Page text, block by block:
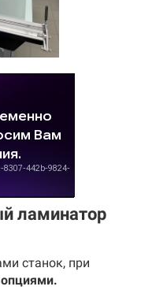
ламинатор
станок, при